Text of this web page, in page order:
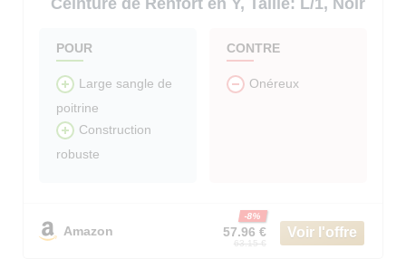
POUR
Large sangle de
poitrine
Construction
robuste
CONTRE
Onéreux
Amazon 57.96 €
-8%
63.15 €